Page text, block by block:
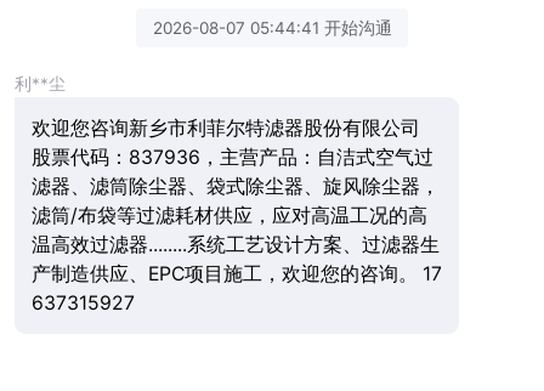
2026-08-07 05:44:41 开始沟通
利**尘
欢迎您咨询新乡市利菲尔特滤器股份有限公司
股票代码：837936，主营产品：自洁式空气过
滤器、滤筒除尘器、袋式除尘器、旋风除尘器，
滤筒/布袋等过滤耗材供应，应对高温工况的高
温高效过滤器........系统工艺设计方案、过滤器生
产制造供应、EPC项目施工，欢迎您的咨询。 17
637315927